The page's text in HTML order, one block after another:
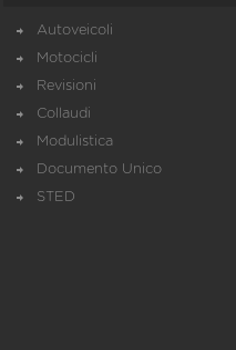
Autoveicoli
Motocicli
Revisioni
Collaudi
Modulistica
Documento Unico
STED